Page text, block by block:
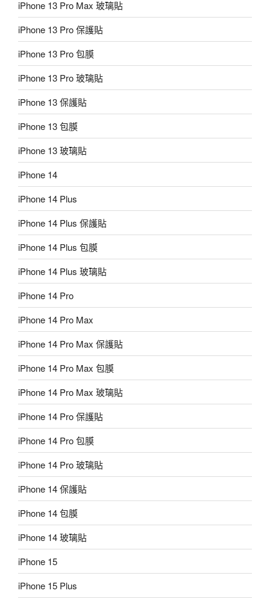
iPhone 13 Pro Max 玻璃貼
iPhone 13 Pro 保護貼
iPhone 13 Pro 包膜
iPhone 13 Pro 玻璃貼
iPhone 13 保護貼
iPhone 13 包膜
iPhone 13 玻璃貼
iPhone 14
iPhone 14 Plus
iPhone 14 Plus 保護貼
iPhone 14 Plus 包膜
iPhone 14 Plus 玻璃貼
iPhone 14 Pro
iPhone 14 Pro Max
iPhone 14 Pro Max 保護貼
iPhone 14 Pro Max 包膜
iPhone 14 Pro Max 玻璃貼
iPhone 14 Pro 保護貼
iPhone 14 Pro 包膜
iPhone 14 Pro 玻璃貼
iPhone 14 保護貼
iPhone 14 包膜
iPhone 14 玻璃貼
iPhone 15
iPhone 15 Plus